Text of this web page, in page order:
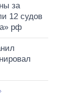
за
12 судов
рф